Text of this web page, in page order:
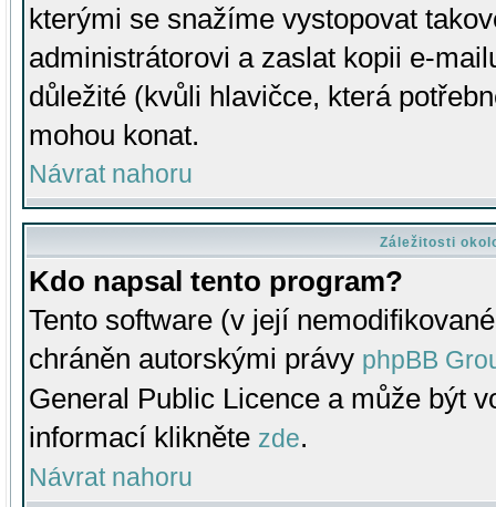
kterými se snažíme vystopovat
administrátorovi a zaslat kopii e-
důležité (kvůli hlavičce, která
mohou konat.
Návrat nahoru
Záležitosti
Kdo napsal tento program?
Tento software (v její
chráněn autorskými právy phpBB
General Public Licence a může být
informací klikněte zde.
Návrat nahoru